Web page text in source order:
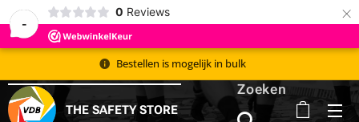
-
0 Reviews ×
Bestellen is mogelijk in bulk 📦
THE SAFETY STORE
Zoeken